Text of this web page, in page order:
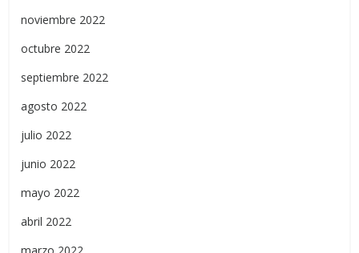
noviembre 2022
octubre 2022
septiembre 2022
agosto 2022
julio 2022
junio 2022
mayo 2022
abril 2022